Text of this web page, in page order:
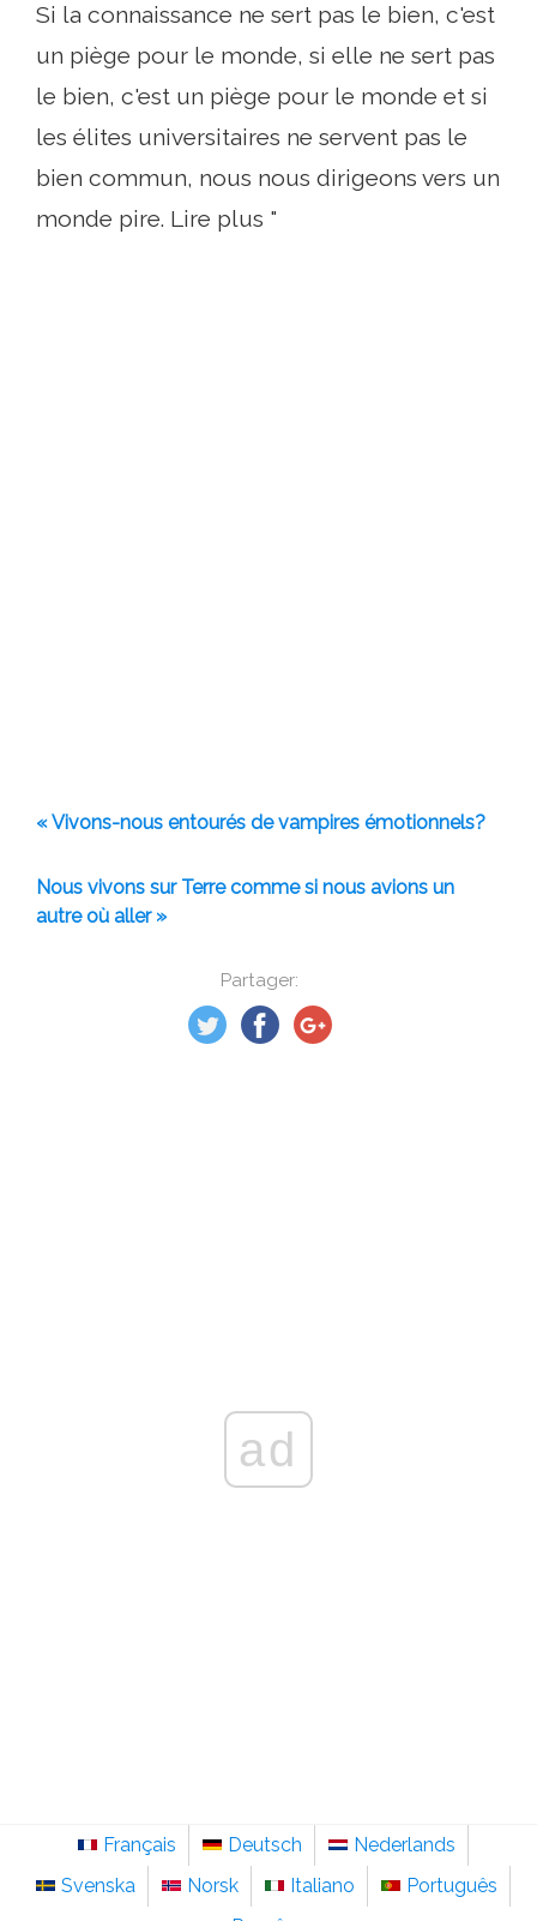
Partager:
Si la connaissance ne sert pas le bien, c'est
un piège pour le monde, si elle ne sert pas
le bien, c'est un piège pour le monde et si
les élites universitaires ne servent pas le
bien commun, nous nous dirigeons vers un
monde pire. Lire plus "
« Vivons-nous entourés de vampires émotionnels?
Nous vivons sur Terre comme si nous avions un
autre où aller »
ad
Français Deutsch
Nederlands
Svenska
Norsk Italiano
Português